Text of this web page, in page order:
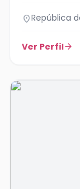
location_onRepública
Ver Perfilarrow_forward